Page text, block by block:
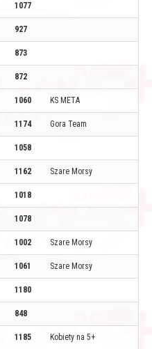
1077
927
873
872
1060 KS META
1174 Gora Team
1058
1162 Szare Morsy
1018
1078
1002 Szare Morsy
1061 Szare Morsy
1180
848
1185 Kobiety na 5+